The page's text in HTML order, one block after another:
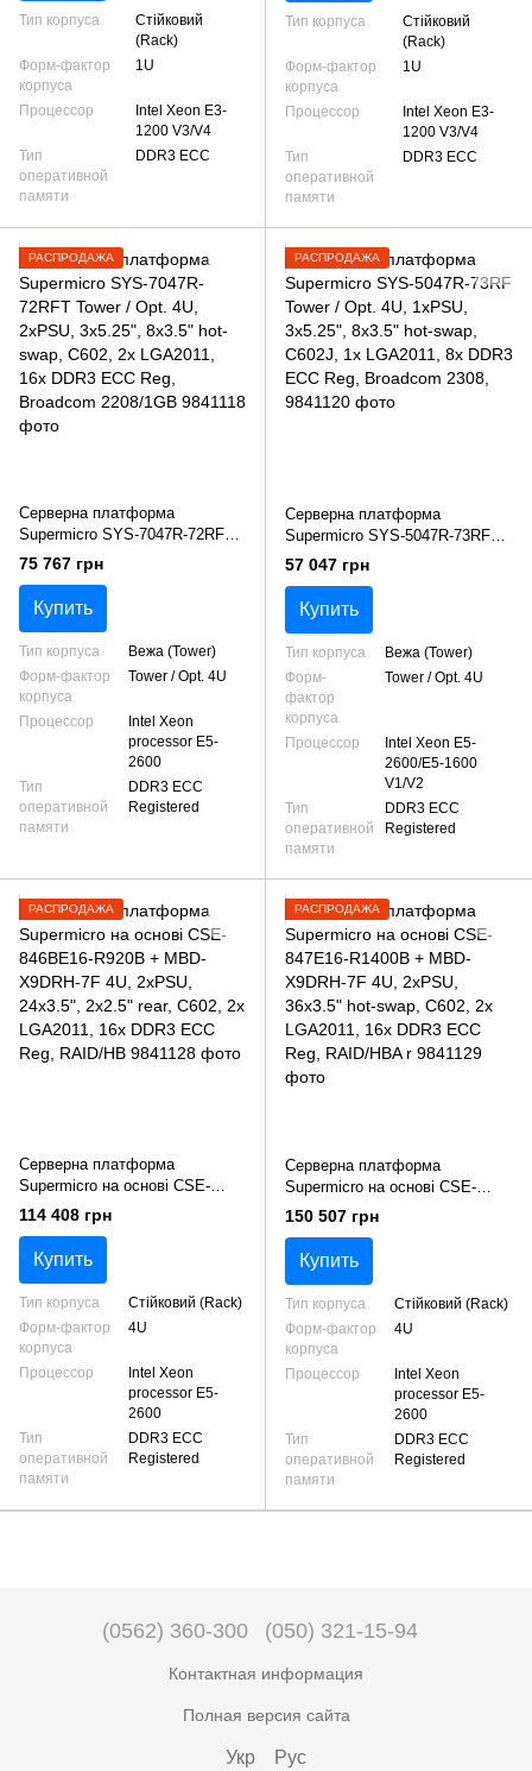
Тип корпуса
Cтійковий
(Rack)
Форм-фактор
корпуса
1U
Процессор
Intel Xeon E3-
1200 V3/V4
Тип
оперативной
памяти
DDR3 ECC
Тип корпуса
Cтійковий
(Rack)
Форм-фактор
корпуса
1U
Процессор
Intel Xeon E3-
1200 V3/V4
Тип
оперативной
памяти
DDR3 ECC
РАСПРОДАЖА
Серверна платформа
Supermicro SYS-7047R-72RFT
Tower / Opt. 4U, 2xPSU,
3x5.25", 8x3.5" hot-swap, C602,
2x LGA2011, 16x DDR3 ECC
Reg, Broadcom 2208/1GB
75 767 грн
Купить
Тип корпуса
Вежа (Tower)
Форм-фактор
корпуса
Tower / Opt. 4U
Процессор
Intel Xeon
processor E5-
2600
Тип
оперативной
памяти
DDR3 ECC
Registered
РАСПРОДАЖА
Серверна платформа
Supermicro SYS-5047R-73RF
Tower / Opt. 4U, 1xPSU,
3x5.25", 8x3.5" hot-swap,
C602J, 1x LGA2011, 8x DDR3
ECC Reg, Broadcom 2308,
57 047 грн
Купить
Тип корпуса
Вежа (Tower)
Форм-
фактор
корпуса
Tower / Opt. 4U
Процессор
Intel Xeon E5-
2600/E5-1600
V1/V2
Тип
оперативной
памяти
DDR3 ECC
Registered
РАСПРОДАЖА
Серверна платформа
Supermicro на основі CSE-
846BE16-R920B + MBD-
X9DRH-7F 4U, 2xPSU, 24x3.5",
2x2.5" rear, C602, 2x LGA2011,
16x DDR3 ECC Reg, RAID/HB
114 408 грн
Купить
Тип корпуса
Cтійковий (Rack)
Форм-фактор
корпуса
4U
Процессор
Intel Xeon
processor E5-
2600
Тип
оперативной
памяти
DDR3 ECC
Registered
РАСПРОДАЖА
Серверна платформа
Supermicro на основі CSE-
847E16-R1400B + MBD-X9DRH-
7F 4U, 2xPSU, 36x3.5" hot-
swap, C602, 2x LGA2011, 16x
DDR3 ECC Reg, RAID/HBA r
150 507 грн
Купить
Тип корпуса
Cтійковий (Rack)
Форм-фактор
корпуса
4U
Процессор
Intel Xeon
processor E5-
2600
Тип
оперативной
памяти
DDR3 ECC
Registered
(0562) 360-300 (050) 321-15-94
Контактная информация
Полная версия сайта
Укр Рус